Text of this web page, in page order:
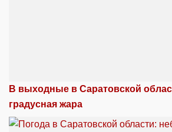
В выходные в Саратовской
градусная жара